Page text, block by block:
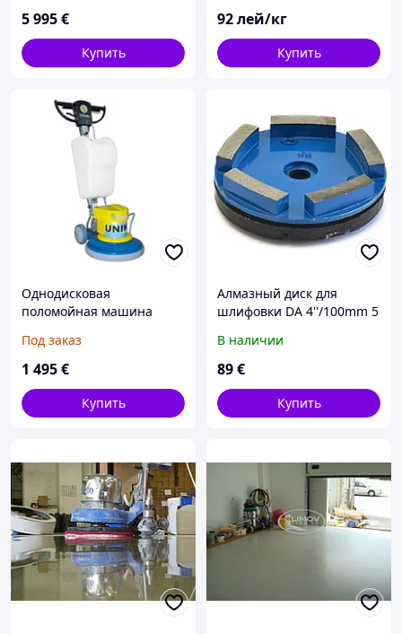
5 995€
Купить
92лей/кг
Купить
Однодисковая
поломойная машина
Под заказ
1 495€
Купить
Алмазный диск для
шлифовки DA 4''/100mm 5
В наличии
89€
Купить